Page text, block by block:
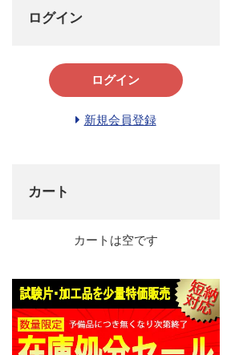
ログイン
ログイン
新規会員登録
カート
カートは空です